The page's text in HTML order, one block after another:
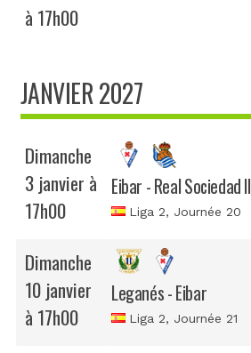
à 17h00
JANVIER 2027
Dimanche
3 janvier à
17h00
Eibar - Real Sociedad II
Liga 2, Journée 20
Dimanche
10 janvier
à 17h00
Leganés - Eibar
Liga 2, Journée 21